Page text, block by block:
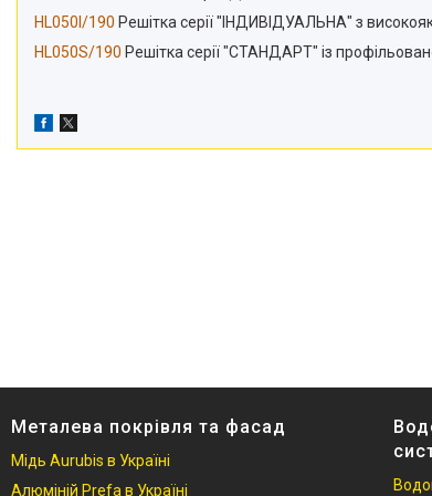
HL050I/190 Решітка серії "ІНДИВІДУАЛЬНА" з
HL050S/190 Решітка серії "СТАНДАРТ" із
Металева покрівля та фасад
Мідь Aurubis в Україні
Алюміній Prefa в Україні